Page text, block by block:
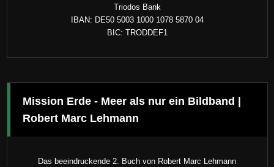
Triodos Bank
IBAN: DE50 5003 1000 1078 5870 04
BIC: TRODDEF1
Mission Erde - Meer als nur ein Bildband |
Robert Marc Lehmann
Das beeindruckende 2. Buch von Robert Marc Lehmann